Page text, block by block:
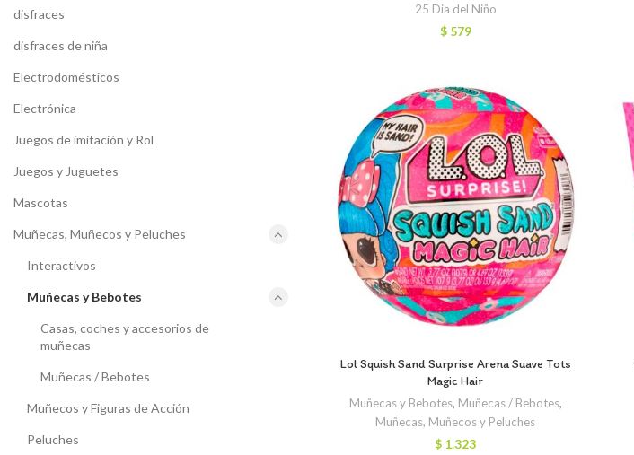
disfraces
disfraces de niña
Electrodomésticos
Electrónica
Juegos de imitación y Rol
Juegos y Juguetes
Mascotas
Muñecas, Muñecos y Peluches
Interactivos
Muñecas y Bebotes
Casas, coches y accesorios de
muñecas
Muñecas / Bebotes
Muñecos y Figuras de Acción
Peluches
25 Dia del Niño
$579
Lol Squish Sand Surprise Arena Suave Tots
Magic Hair
Muñecas y Bebotes, Muñecas / Bebotes,
Muñecas, Muñecos y Peluches
$ 1.323